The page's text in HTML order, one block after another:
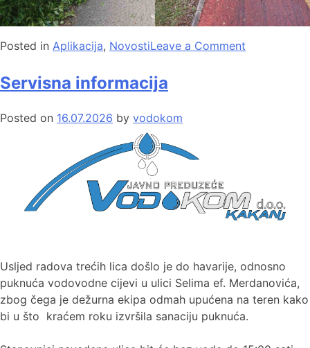
Posted in Aplikacija, NovostiLeave a Comment
Servisna informacija
Posted on 16.07.2026 by vodokom
Usljed radova trećih lica došlo je do havarije, odnosno
puknuća vodovodne cijevi u ulici Selima ef. Merdanovića,
zbog čega je dežurna ekipa odmah upućena na teren kako
bi u što kraćem roku izvršila sanaciju puknuća.